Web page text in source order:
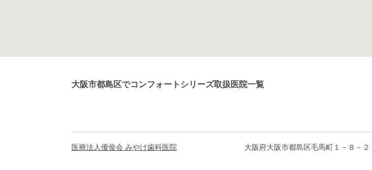
大阪市都島区でコンフォートシリーズ取扱医院一覧
医療法人優俊会 みやけ歯科医院 大阪府大阪市都島区毛馬町１－８－２